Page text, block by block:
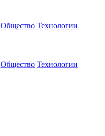
Общество Технологии
Общество Технологии